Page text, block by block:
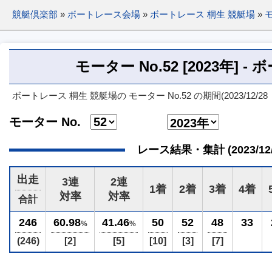
競艇倶楽部 » ボートレース会場 » ボートレース 桐生 競艇場 »
モーター No.52 [2023年] -
ボートレース 桐生 競艇場の モーター No.52 の期間(2023/12/
モーター No.
レース結果・集計 (2023/
出走
合計
3連
対率
2連
対率
1着 2着 3着 4着
246
(246)
60.98%
[2]
41.46%
[5]
50
[10]
52
[3]
48
[7]
33